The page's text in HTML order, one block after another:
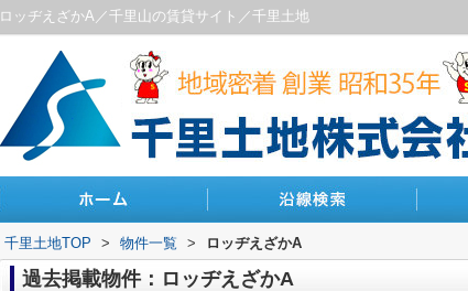
ロッヂえざかA／千里山の賃貸サイト／千里土地
千里土地TOP > 物件一覧 > ロッヂえざかA
過去掲載物件：ロッヂえざかA